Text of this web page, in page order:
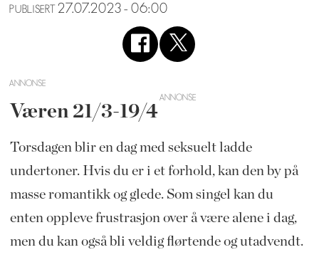
PUBLISERT 27.07.2023 - 06:00
ANNONSE
Væren 21/3-19/4
Torsdagen blir en dag med seksuelt ladde
undertoner. Hvis du er i et forhold, kan den by på
masse romantikk og glede. Som singel kan du
enten oppleve frustrasjon over å være alene i dag,
men du kan også bli veldig flørtende og utadvendt.